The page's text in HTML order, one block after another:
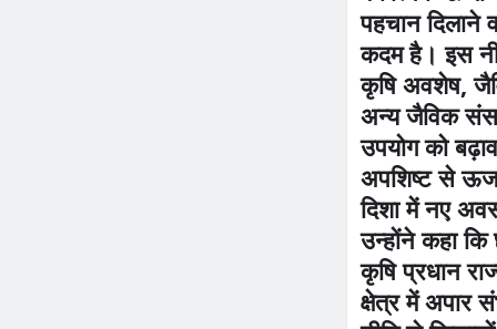
पहचान दिलाने
कदम है। इस
कृषि अवशेष,
अन्य जैविक
उपयोग को
अपशिष्ट से
दिशा में नए
उन्होंने कहा
कृषि प्रधान
क्षेत्र में अपार